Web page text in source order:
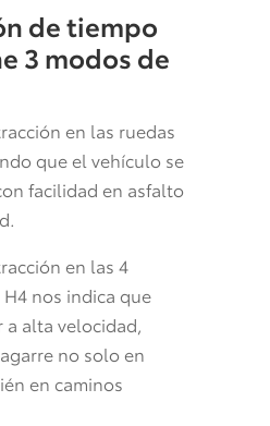
de tiempo
3 modos de
en las ruedas
que el vehículo se
facilidad en asfalto
en las 4
nos indica que
alta velocidad,
no solo en
en caminos